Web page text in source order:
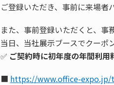
ご登録いただき、事前に来場者
また、事前登録いただくと、事
当日、当社展示ブースでクーポ
✅ ご契約時に初年度の年間利
■ https://www.office-expo.jp/